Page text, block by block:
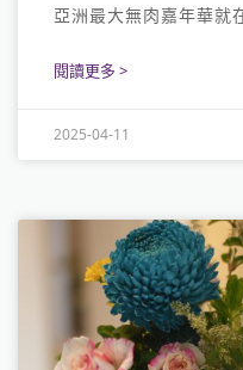
亞洲最大無肉嘉年華就
閱讀更多 >
2025-04-11